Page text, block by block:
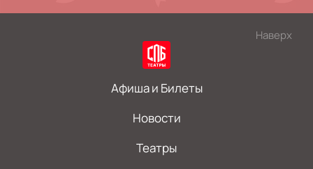
Наверх
Афиша и Билеты
Новости
Театры